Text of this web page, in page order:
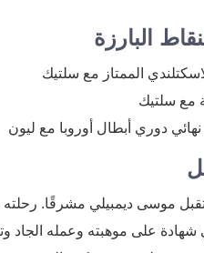
البارزة
الممتاز مع سلتيك
مع سلتيك
دوري أبطال أوروبا مع ليون
موسى ديمبيلي مشرقًا. رحلته
شهادة على موهبته وعمله الجاد